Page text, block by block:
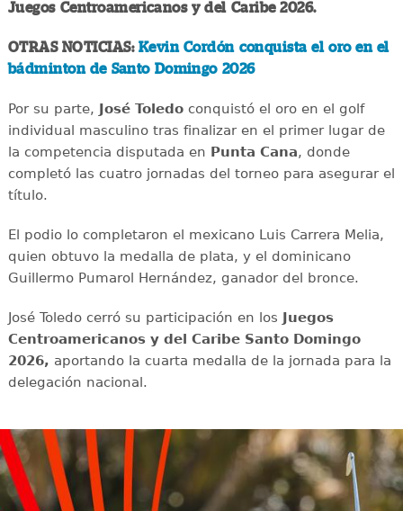
Juegos Centroamericanos y del Caribe 2026.
OTRAS NOTICIAS: Kevin Cordón conquista el oro en el
bádminton de Santo Domingo 2026
Por su parte, José Toledoconquistó el oro en el golf
individual masculino tras finalizar en el primer lugar de
la competencia disputada en Punta Cana, donde
completó las cuatro jornadas del torneo para asegurar el
título.
El podio lo completaron el mexicano Luis Carrera Melia,
quien obtuvo la medalla de plata, y el dominicano
Guillermo Pumarol Hernández, ganador del bronce.
José Toledo cerró su participación en los
Juegos
Centroamericanos y del Caribe Santo Domingo
2026, aportando la cuarta medalla de la jornada para la
delegación nacional.